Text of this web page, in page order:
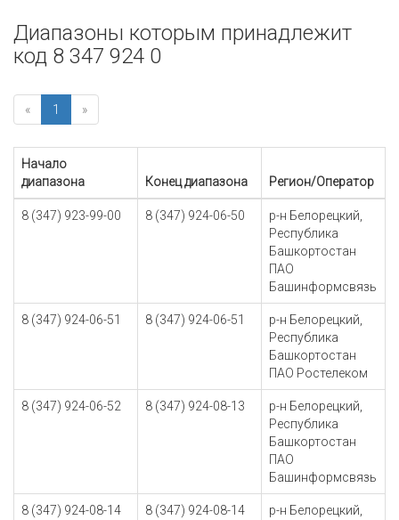
Диапазоны которым принадлежит
код 8 347 924 0
« 1 »
Начало
диапазона
Конец диапазона Регион/Оператор
8 (347) 923-99-00 8 (347) 924-06-50
р-н Белорецкий,
Республика
Башкортостан
ПАО
Башинформсвязь
8 (347) 924-06-51 8 (347) 924-06-51
р-н Белорецкий,
Республика
Башкортостан
ПАО Ростелеком
8 (347) 924-06-52 8 (347) 924-08-13
р-н Белорецкий,
Республика
Башкортостан
ПАО
Башинформсвязь
8 (347) 924-08-14 8 (347) 924-08-14
р-н Белорецкий,